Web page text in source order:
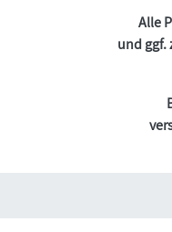
Alle
und ggf.